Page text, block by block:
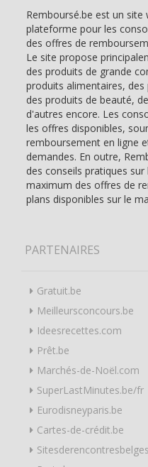
Remboursé.be est un
plateforme pour les
des offres de
Le site propose
des produits de grande
produits alimentaires,
des produits de beauté,
d'autres encore. Les
les offres disponibles,
remboursement en ligne
demandes. En outre,
des conseils pratiques
maximum des offres de
plans disponibles sur le
PARTENAIRES
Gratuit.be
Meilleursconcours.be
Ideesrecettes.com
Prêt.be
Marchés-de-Noël.com
SuperLastMinutes.be/fr
Eurodisneyparis.be
Cartes-de-crédit.be